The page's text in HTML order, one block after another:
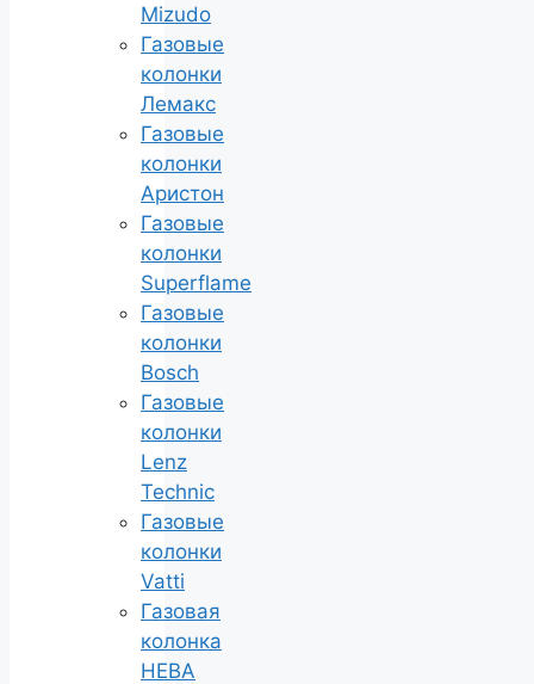
Mizudo
Газовые
колонки
Лемакс
Газовые
колонки
Аристон
Газовые
колонки
Superflame
Газовые
колонки
Bosch
Газовые
колонки
Lenz
Technic
Газовые
колонки
Vatti
Газовая
колонка
НЕВА